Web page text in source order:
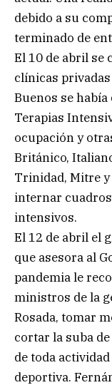
debido a su
terminado de
El 10 de abril se
clínicas
Buenos se
Terapias
ocupación y
Británico,
Trinidad, Mitre
internar
intensivos.
El 12 de abril el
que asesora al
pandemia le
ministros de la
Rosada, tomar
cortar la suba
de toda
deportiva.